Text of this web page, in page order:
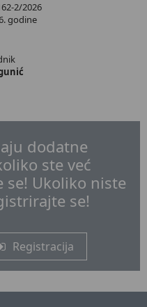
2/2026
godine
dodatne
ste već
Ukoliko niste
se!
Registracija